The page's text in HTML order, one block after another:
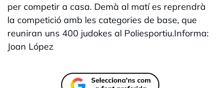
per competir a casa. Demà al matí es reprendrà
la competició amb les categories de base, que
reuniran uns 400 judokes al Poliesportiu.Informa:
Joan López